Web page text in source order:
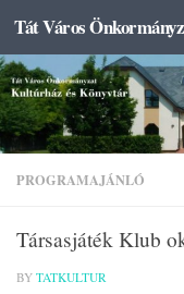
Skip to content
PROGRAMAJÁNLÓ
Társasjáték Klub
BY TATKULTUR